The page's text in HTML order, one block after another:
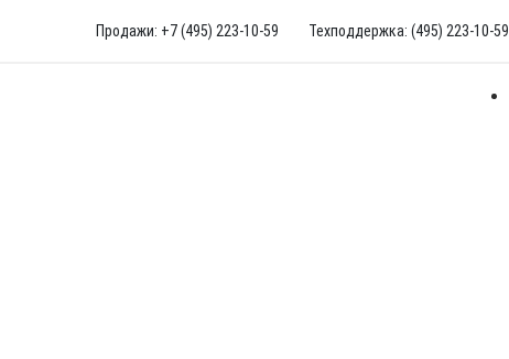
Продажи: +7 (495) 223-10-59 Техподдержка: (495) 223-10-59